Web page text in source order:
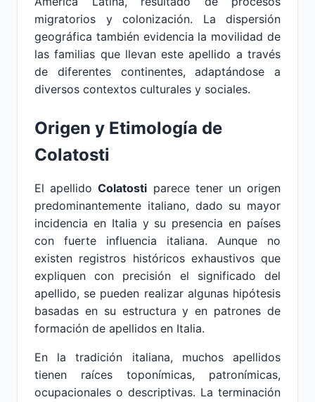
migratorios y colonización. La dispersión
geográfica también evidencia la movilidad de
las familias que llevan este apellido a través
de diferentes continentes, adaptándose a
diversos contextos culturales y sociales.
Origen y Etimología de
Colatosti
El apellidoColatosti parece tener un origen
predominantemente italiano, dado su mayor
incidencia en Italia y su presencia en países
con fuerte influencia italiana. Aunque no
existen registros históricos exhaustivos que
expliquen con precisión el significado del
apellido, se pueden realizar algunas hipótesis
basadas en su estructura y en patrones de
formación de apellidos en Italia.
En la tradición italiana, muchos apellidos
tienen raíces toponímicas, patronímicas,
ocupacionales o descriptivas. La terminación